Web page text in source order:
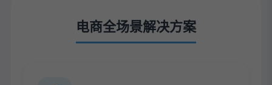
电商全场景解决方案